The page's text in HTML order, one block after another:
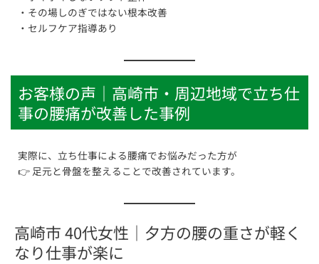
・その場しのぎではない根本改善
・セルフケア指導あり
お客様の声｜高崎市・周辺地域で立ち仕
事の腰痛が改善した事例
実際に、立ち仕事による腰痛でお悩みだった方が
👉 足元と骨盤を整えることで改善されています。
高崎市 40代女性｜夕方の腰の重さが軽く
なり仕事が楽に